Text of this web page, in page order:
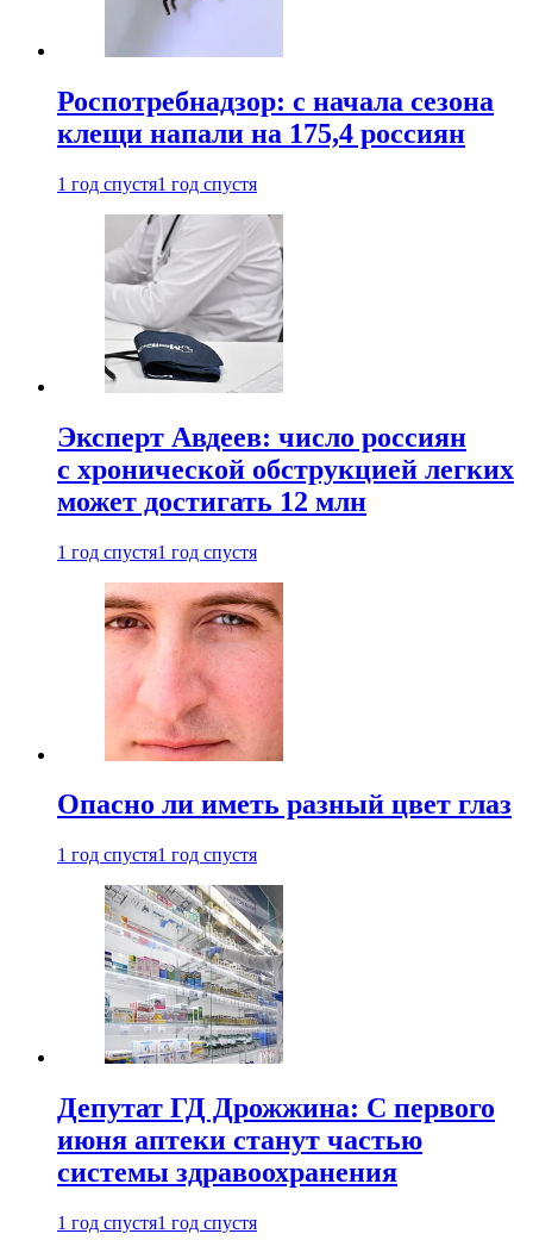
Роспотребнадзор: с начала сезона
клещи напали на 175,4 россиян
1 год спустя1 год спустя
Эксперт Авдеев: число россиян
с хронической обструкцией легких
может достигать 12 млн
1 год спустя1 год спустя
Опасно ли иметь разный цвет глаз
1 год спустя1 год спустя
Депутат ГД Дрожжина: С первого
июня аптеки станут частью
системы здравоохранения
1 год спустя1 год спустя